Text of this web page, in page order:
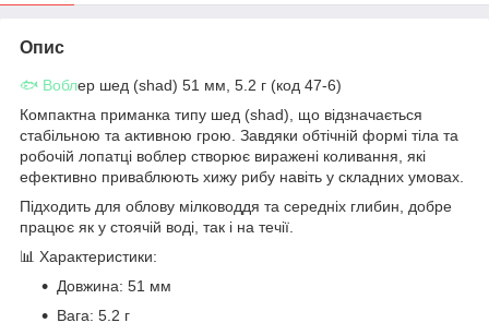
Опис
🐟 Воблер шед (shad) 51 мм, 5.2 г (код 47-6)
Компактна приманка типу шед (shad), що відзначається
стабільною та активною грою. Завдяки обтічній формі тіла та
робочій лопатці воблер створює виражені коливання, які
ефективно приваблюють хижу рибу навіть у складних умовах.
Підходить для облову мілководдя та середніх глибин, добре
працює як у стоячій воді, так і на течії.
📊 Характеристики:
Довжина: 51 мм
Вага: 5.2 г